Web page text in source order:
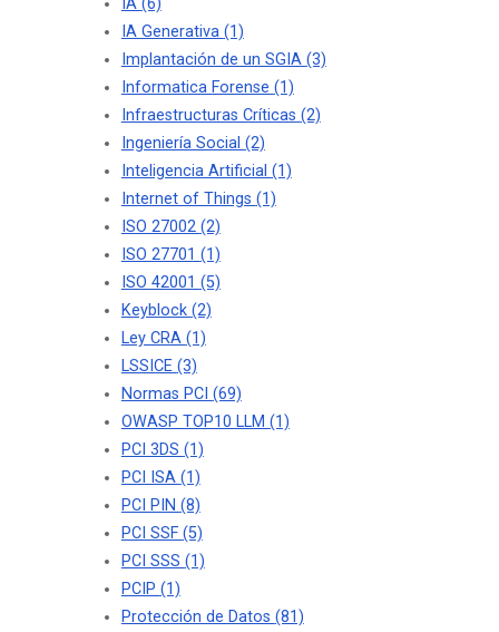
IA (6)
IA Generativa (1)
Implantación de un SGIA (3)
Informatica Forense (1)
Infraestructuras Críticas (2)
Ingeniería Social (2)
Inteligencia Artificial (1)
Internet of Things (1)
ISO 27002 (2)
ISO 27701 (1)
ISO 42001 (5)
Keyblock (2)
Ley CRA (1)
LSSICE (3)
Normas PCI (69)
OWASP TOP10 LLM (1)
PCI 3DS (1)
PCI ISA (1)
PCI PIN (8)
PCI SSF (5)
PCI SSS (1)
PCIP (1)
Protección de Datos (81)